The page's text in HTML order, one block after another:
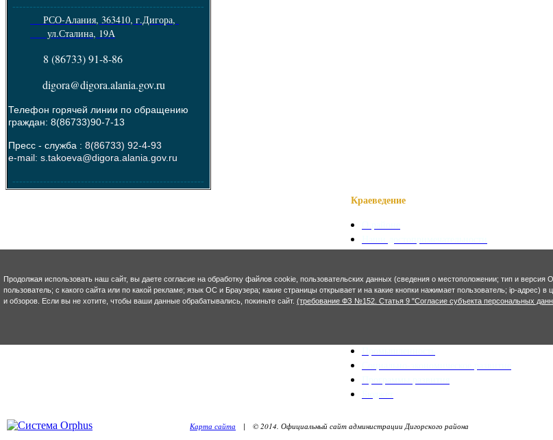
--------------------------------------------------------
РСО-Алания, 363410, г.Дигора,
ул.Сталина, 19А
8 (86733) 91-8-86
digora@digora.alania.gov.ru
Телефон горячей линии по обращению
граждан: 8(86733)90-7-13
Пресс - служба : 8(86733) 92-4-93
e-mail: s.takoeva@digora.alania.gov.ru
--------------------------------------------------------
Краеведение
Знаменитые уроженцы
Фотогалерея
Экономика и финансы
Карта сайта | © 2014. Официальный сайт администрации Дигорского района
Продолжая использовать наш сайт, вы даете согласие на обработку файлов cookie, пользовательских данных (сведения о местоположении; тип и
пользователь; с какого сайта или по какой рекламе; язык ОС и Браузера; какие страницы открывает и на какие кнопки нажимает пользователь; ip-адрес)
и обзоров. Если вы не хотите, чтобы ваши данные обрабатывались, покиньте сайт. (требование ФЗ №152. Статья 9 "Согласие субъекта персональных